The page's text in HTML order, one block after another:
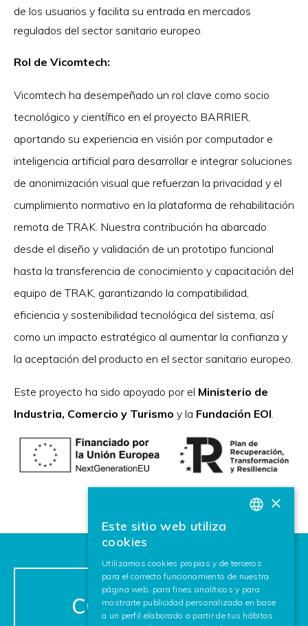
de los usuarios y facilita su entrada en mercados
regulados del sector sanitario europeo.
Rol de Vicomtech:
Vicomtech ha desempeñado un rol clave como socio
tecnológico y científico en el proyecto BARRIER,
aportando su experiencia en visión por computador e
inteligencia artificial para desarrollar e integrar soluciones
de anonimización visual que refuerzan la privacidad y el
cumplimiento normativo en la plataforma de rehabilitación
remota de TRAK. Nuestra contribución ha abarcado
desde el diseño y validación de un prototipo funcional
hasta la transferencia de conocimiento y capacitación del
equipo de TRAK, garantizando la compatibilidad,
eficiencia y sostenibilidad tecnológica del sistema, así
como un impacto estratégico al aumentar la confianza y
la aceptación del producto en el sector sanitario europeo.
Este proyecto ha sido apoyado por el Ministerio de
Industria, Comercio y Turismo y la Fundación EOI.
CONTACTA CON
ENGLISH
×
Este sitio web utiliza
cookies
Utilizamos cookies propias y de terceros
para el correcto funcionamiento de nuestra
página web, para fines analíticos y para
mostrarte publicidad personalizada en base
a un perfil elaborado a partir de tus hábitos